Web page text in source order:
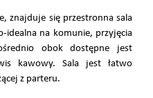
znajduje się przestronna sala
idealna na komunie, przyjęcia
obok dostępne jest
kawowy. Sala jest łatwo
z parteru.